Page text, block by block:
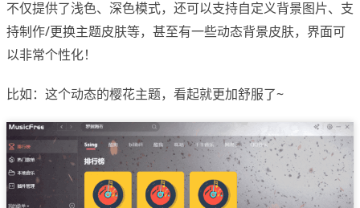
不仅提供了浅色、深色模式，还可以支持自定义背景图片、支
持制作/更换主题皮肤等，甚至有一些动态背景皮肤，界面可
以非常个性化！
比如：这个动态的樱花主题，看起就更加舒服了~